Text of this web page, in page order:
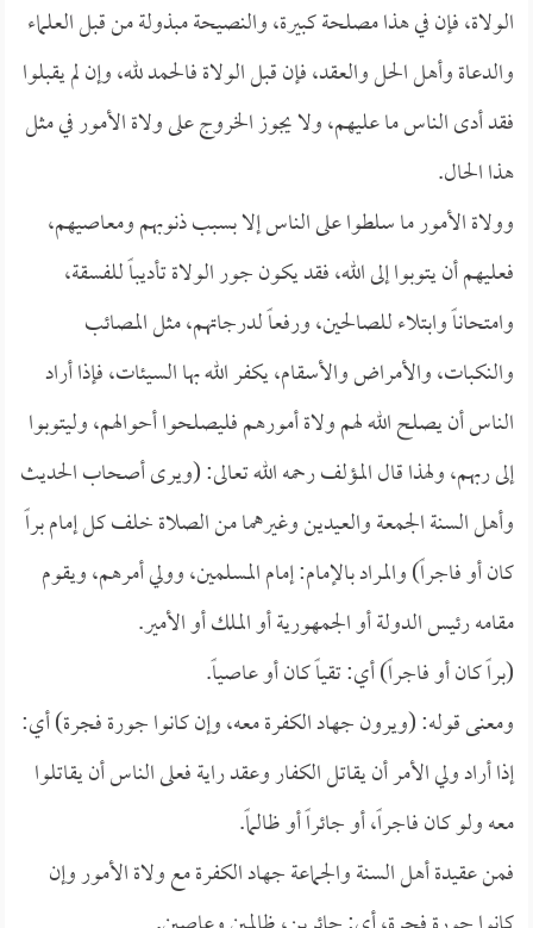
الولاة، فإن في هذا مصلحة كبيرة، والنصيحة مبذولة من قبل العلماء
والدعاة وأهل الحل والعقد، فإن قبل الولاة فالحمد لله، وإن لم يقبلوا
فقد أدى الناس ما عليهم، ولا يجوز الخروج على ولاة الأمور في مثل
هذا الحال.
وولاة الأمور ما سلطوا على الناس إلا بسبب ذنوبهم ومعاصيهم،
فعليهم أن يتوبوا إلى الله، فقد يكون جور الولاة تأديباً للفسقة،
وامتحاناً وابتلاء للصالحين، ورفعاً لدرجاتهم، مثل المصائب
والنكبات، والأمراض والأسقام، يكفر الله بها السيئات، فإذا أراد
الناس أن يصلح الله لهم ولاة أمورهم فليصلحوا أحوالهم، وليتوبوا
إلى ربهم، ولهذا قال المؤلف رحمه الله تعالى: (ويرى أصحاب الحديث
وأهل السنة الجمعة والعيدين وغيرهما من الصلاة خلف كل إمام براً
كان أو فاجراً) والمراد بالإمام: إمام المسلمين، وولي أمرهم، ويقوم
مقامه رئيس الدولة أو الجمهورية أو الملك أو الأمير.
(براً كان أو فاجراً) أي: تقياً كان أو عاصياً.
ومعنى قوله: (ويرون جهاد الكفرة معه، وإن كانوا جورة فجرة) أي:
إذا أراد ولي الأمر أن يقاتل الكفار وعقد راية فعلى الناس أن يقاتلوا
معه ولو كان فاجراً، أو جائراً أو ظالماً.
فمن عقيدة أهل السنة والجماعة جهاد الكفرة مع ولاة الأمور وإن